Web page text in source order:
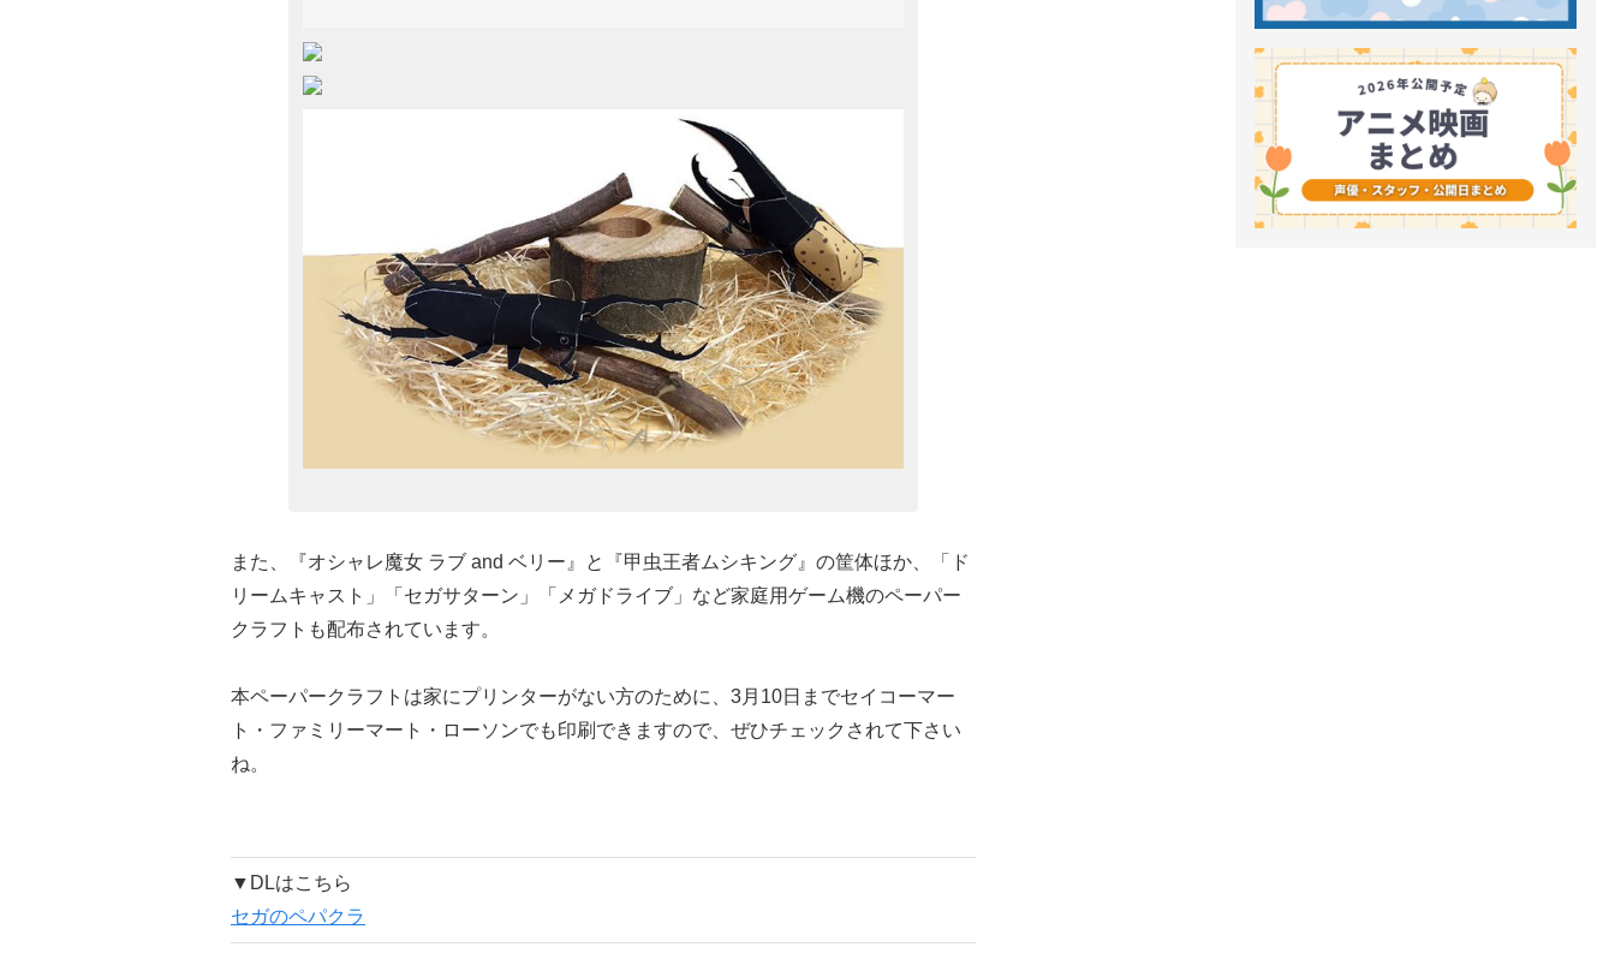
また、『オシャレ魔女 ラブ and ベリー』と『甲虫王者ムシキング』の筐体ほか、「ド
リームキャスト」「セガサターン」「メガドライブ」など家庭用ゲーム機のペーパー
クラフトも配布されています。
本ペーパークラフトは家にプリンターがない方のために、3月10日までセイコーマー
ト・ファミリーマート・ローソンでも印刷できますので、ぜひチェックされて下さい
ね。
▼DLはこちら
セガのペパクラ